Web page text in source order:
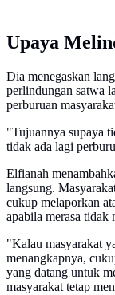
Upaya
Dia menegaskan
perlindungan satwa
perburuan
"Tujuannya supaya
tidak ada lagi
Elfianah
langsung.
cukup melaporkan
apabila merasa tidak
"Kalau masyarakat
menangkapnya,
yang datang untuk
masyarakat tetap